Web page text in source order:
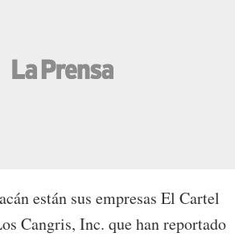
están sus empresas El Cartel
Cangris, Inc. que han reportado